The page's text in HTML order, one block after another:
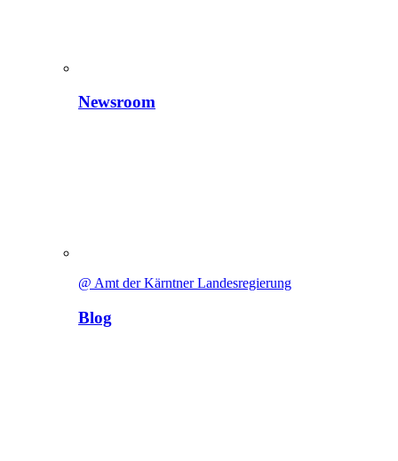
Newsroom
@ Amt der Kärntner Landesregierung
Blog